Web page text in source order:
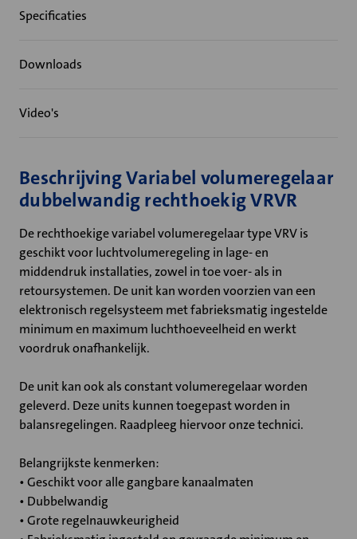
Specificaties
Downloads
Video's
Beschrijving Variabel volumeregelaar
dubbelwandig rechthoekig VRVR
De rechthoekige variabel volumeregelaar type VRV is
geschikt voor luchtvolumeregeling in lage- en
middendruk installaties, zowel in toe voer- als in
retoursystemen. De unit kan worden voorzien van een
elektronisch regelsysteem met fabrieksmatig ingestelde
minimum en maximum luchthoeveelheid en werkt
voordruk onafhankelijk.
De unit kan ook als constant volumeregelaar worden
geleverd. Deze units kunnen toegepast worden in
balansregelingen. Raadpleeg hiervoor onze technici.
Belangrijkste kenmerken:
• Geschikt voor alle gangbare kanaalmaten
• Dubbelwandig
• Grote regelnauwkeurigheid